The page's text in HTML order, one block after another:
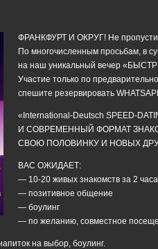
ФРАНКФУРТ И ОКРУГ! Не
По многочисленным просьбам, в
на наш уникальный вечер
Участие только по
спешите резервировать
«International-Deutsch SPEED-
И СОВРЕМЕННЫЙ ФОРМАТ
СВОЮ ПОЛОВИНКУ И НОВЫХ
ВАС ОЖИДАЕТ:
— 10-20 живых знакомств за 2 часа
— позитивное общение
— боулинг
— по желанию, совместное
на выбор, боулинг.